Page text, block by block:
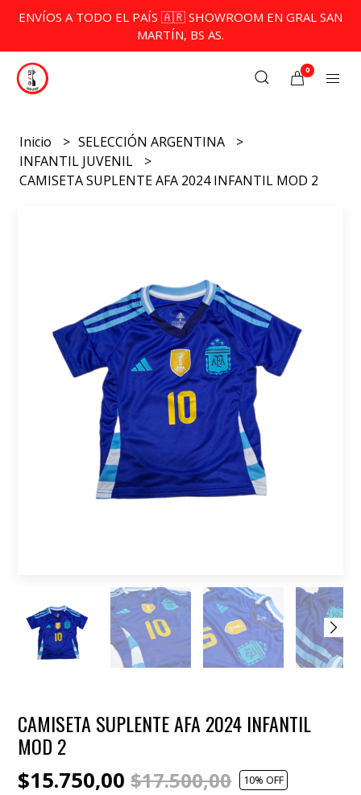
ENVÍOS A TODO EL PAÍS 🇦🇷 SHOWROOM EN GRAL SAN
MARTÍN, BS AS.
0
Inicio
SELECCIÓN ARGENTINA
INFANTIL JUVENIL
CAMISETA SUPLENTE AFA 2024 INFANTIL MOD 2
CAMISETA SUPLENTE AFA 2024 INFANTIL
MOD 2
$15.750,00$17.500,00 10% OFF